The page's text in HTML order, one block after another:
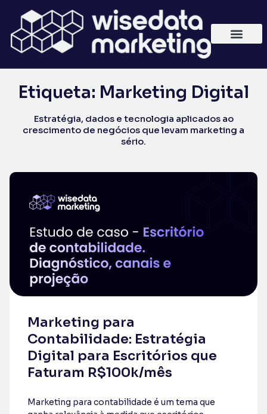
Etiqueta: Marketing Digital
Estratégia, dados e tecnologia aplicados ao
crescimento de negócios que levam marketing a
sério.
Marketing para
Contabilidade: Estratégia
Digital para Escritórios que
Faturam R$100k/mês
Marketing para contabilidade é um tema que